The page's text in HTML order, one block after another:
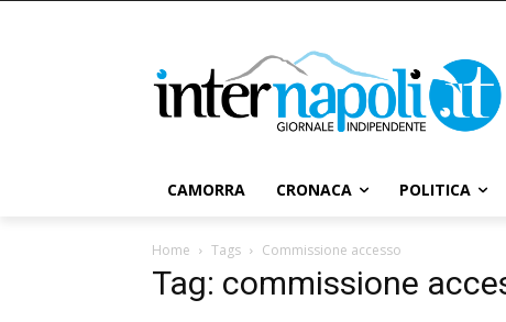
CAMORRA CRONACA POLITICA
Home Tags Commissione accesso
Tag: commissione